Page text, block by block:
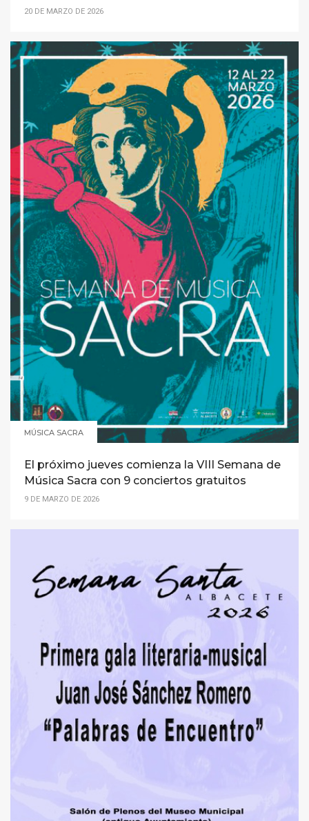
20 DE MARZO DE 2026
MÚSICA SACRA
El próximo jueves comienza la VIII Semana de
Música Sacra con 9 conciertos gratuitos
9 DE MARZO DE 2026